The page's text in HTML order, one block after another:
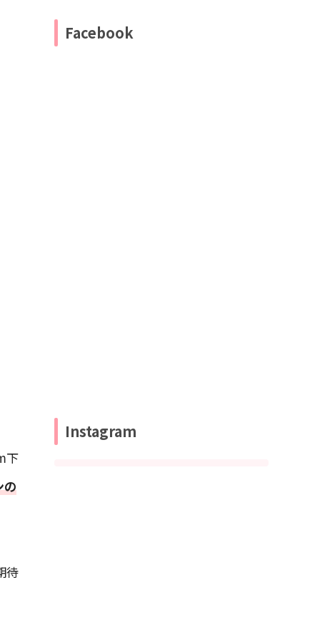
下
の
待
Facebook
Instagram